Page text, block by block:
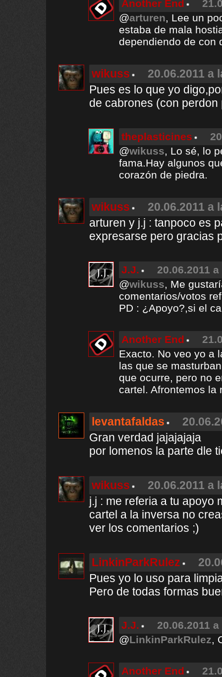
Another End
@arturen, Lee un
estaba de mala
dependiendo de con
wikuss
20.06.2011 a
Pues es lo que yo
de cabrones (con perdon
theplasticines
@wikuss, Lo sé, lo
fama.Hay algunos
corazón de piedra.
wikuss
20.06.2011 a
arturen y j.j : tanpoco es
expresarse pero gracias
J.J.
20.06.2011
@wikuss, Me
comentarios/votos
PD : ¿Apoyo?,si el
Another End
Exacto. No veo yo a
las que se
que ocurre, pero no
cartel. Afrontemos la
levantafaldas
Gran verdad jajajajaja
por lomenos la parte dle
wikuss
20.06.2011 a
j.j : me referia a tu apoyo
cartel a la inversa no
ver los comentarios ;)
LinkinParkRulez
Pues yo lo uso para
Pero de todas formas
J.J.
20.06.2011
@LinkinParkRulez,
Another End